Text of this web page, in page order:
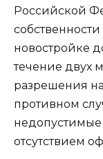
Российской
новостройке
течение двух
разрешения
противном
отсутствием